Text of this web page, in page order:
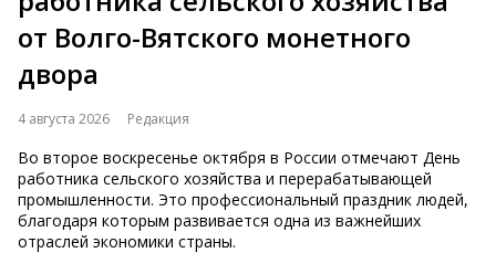
от Волго-Вятского монетного
двора
4 августа 2026 Редакция
Во второе воскресенье октября в России отмечают День
работника сельского хозяйства и перерабатывающей
промышленности. Это профессиональный праздник людей,
благодаря которым развивается одна из важнейших
отраслей экономики страны.